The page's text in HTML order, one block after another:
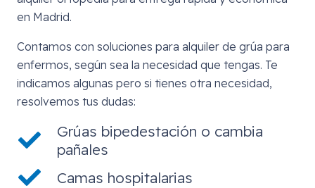
en Madrid.
Contamos con soluciones para alquiler de grúa para
enfermos, según sea la necesidad que tengas. Te
indicamos algunas pero si tienes otra necesidad,
resolvemos tus dudas:
Grúas bipedestación o cambia
pañales
Camas hospitalarias